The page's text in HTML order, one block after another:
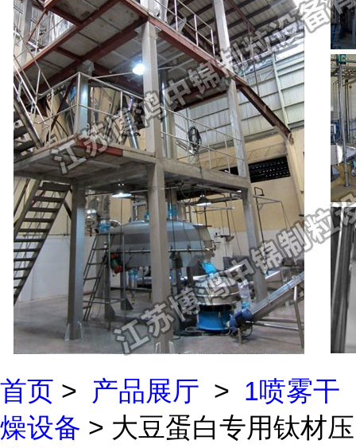
首页 > 产品展厅 > 1喷雾干
燥设备 > 大豆蛋白专用钛材压